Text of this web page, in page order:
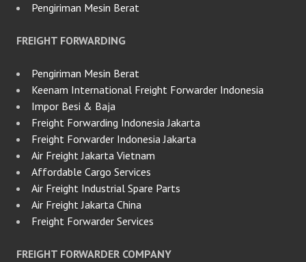
Pengiriman Mesin Berat
FREIGHT FORWARDING
Pengiriman Mesin Berat
Keenam International Freight Forwarder Indonesia
Impor Besi & Baja
Freight Forwarding Indonesia Jakarta
Freight Forwarder Indonesia Jakarta
Air Freight Jakarta Vietnam
Affordable Cargo Services
Air Freight Industrial Spare Parts
Air Freight Jakarta China
Freight Forwarder Services
FREIGHT FORWARDER COMPANY